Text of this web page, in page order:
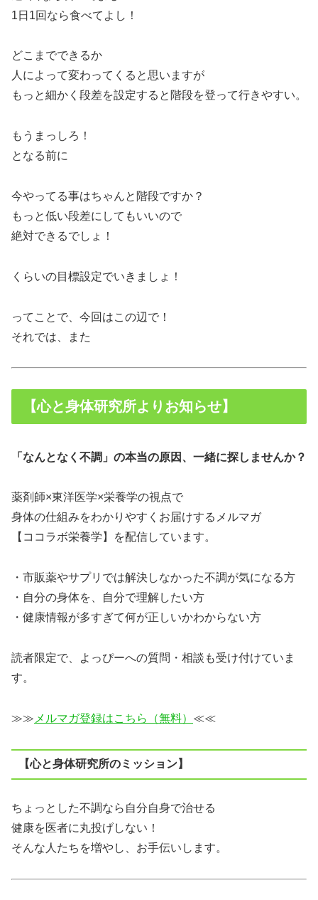
1日1回なら食べてよし！
どこまでできるか
人によって変わってくると思いますが
もっと細かく段差を設定すると階段を登って行きやすい。
もうまっしろ！
となる前に
今やってる事はちゃんと階段ですか？
もっと低い段差にしてもいいので
絶対できるでしょ！
くらいの目標設定でいきましょ！
ってことで、今回はこの辺で！
それでは、また
【心と身体研究所よりお知らせ】
「なんとなく不調」の本当の原因、一緒に探しませんか？
薬剤師×東洋医学×栄養学の視点で
身体の仕組みをわかりやすくお届けするメルマガ
【ココラボ栄養学】を配信しています。
・市販薬やサプリでは解決しなかった不調が気になる方
・自分の身体を、自分で理解したい方
・健康情報が多すぎて何が正しいかわからない方
読者限定で、よっぴーへの質問・相談も受け付けていま
す。
≫≫ メルマガ登録はこちら（無料） ≪≪
【心と身体研究所のミッション】
ちょっとした不調なら自分自身で治せる
健康を医者に丸投げしない！
そんな人たちを増やし、お手伝いします。